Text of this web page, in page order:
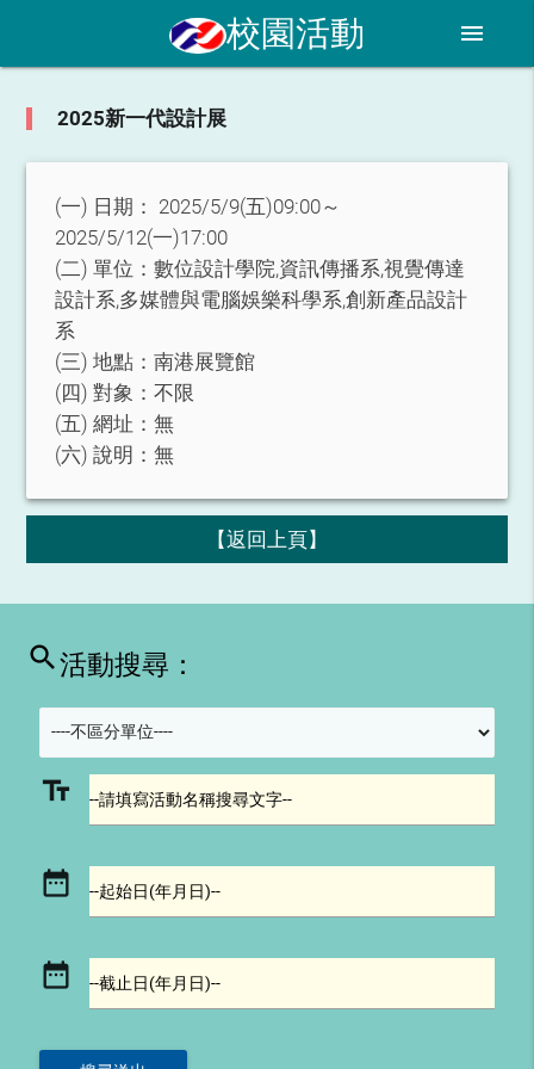
校園活動 menu
2025新一代設計展
(一) 日期： 2025/5/9(五)09:00～
2025/5/12(一)17:00
(二) 單位：數位設計學院,資訊傳播系,視覺傳達
設計系,多媒體與電腦娛樂科學系,創新產品設計
系
(三) 地點：南港展覽館
(四) 對象：不限
(五) 網址：無
(六) 說明：無
【返回上頁】
search活動搜尋：
text_fields --請填寫活動名稱搜尋文字--
date_range --起始日(年月日)--
date_range --截止日(年月日)--